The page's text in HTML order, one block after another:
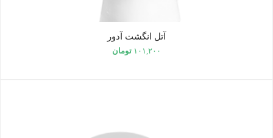
آتل انگشت آدور
۱۰۱,۲۰۰ تومان